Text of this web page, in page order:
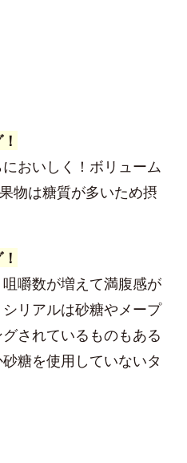
おいしく！ボリューム
物は糖質が多いため摂
嚼数が増えて満腹感が
リアルは砂糖やメープ
されているものもある
糖を使用していないタ